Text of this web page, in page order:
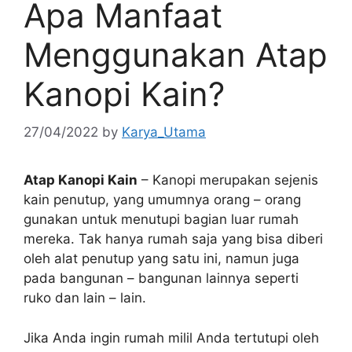
Apa Manfaat
Menggunakan Atap
Kanopi Kain?
27/04/2022 by Karya_Utama
Atap Kanopi Kain – Kanopi merupakan sejenis
kain penutup, yang umumnya orang – orang
gunakan untuk menutupi bagian luar rumah
mereka. Tak hanya rumah saja yang bisa diberi
oleh alat penutup yang satu ini, namun juga
pada bangunan – bangunan lainnya seperti
ruko dan lain – lain.
Jika Anda ingin rumah milil Anda tertutupi oleh